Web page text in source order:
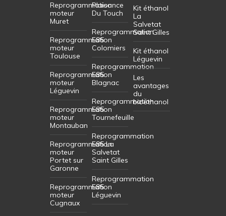
Reprogrammation
moteur
Muret
Reprogrammation
moteur
Toulouse
Reprogrammation
moteur
Léguevin
Reprogrammation
moteur
Montauban
Reprogrammation
moteur
Portet sur
Garonne
Reprogrammation
moteur
Cugnaux
Plaisance
Du Touch
Reprogrammation
E85
Colomiers
Reprogrammation
E85
Blagnac
Reprogrammation
E85
Tournefeuille
Reprogrammation
E85 La
Salvetat
Saint Gilles
Reprogrammation
E85
Léguevin
Kit éthanol
La
Salvetat
Saint Gilles
Kit éthanol
Léguevin
Les
avantages
du
bioéthanol